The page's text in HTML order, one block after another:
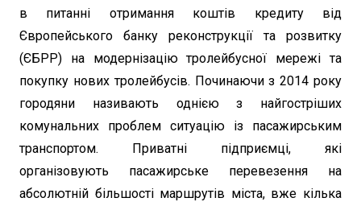
в питанні отримання коштів кредиту від
Європейського банку реконструкції та розвитку
(ЄБРР) на модернізацію тролейбусної мережі та
покупку нових тролейбусів. Починаючи з 2014 року
городяни називають однією з найгостріших
комунальних проблем ситуацію із пасажирським
транспортом. Приватні підприємці, які
організовують пасажирське перевезення на
абсолютній більшості маршрутів міста, вже кілька